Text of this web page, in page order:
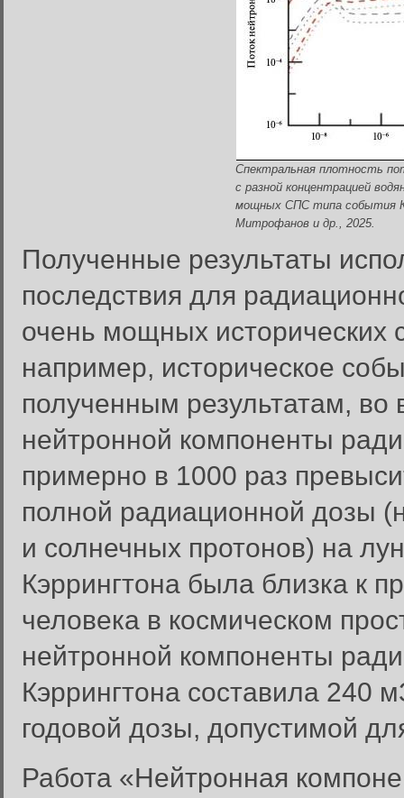
Спектральная плотность
с разной концентрацией
мощных СПС типа события
Митрофанов и др., 2025.
Полученные результаты
последствия для
очень мощных
например, историческое
полученным результатам, во
нейтронной компоненты
примерно в 1000 раз
полной радиационной дозы
и солнечных протонов) на
Кэррингтона была близка к
человека в космическом
нейтронной компоненты
Кэррингтона составила 240
годовой дозы, допустимой
Работа «Нейтронная